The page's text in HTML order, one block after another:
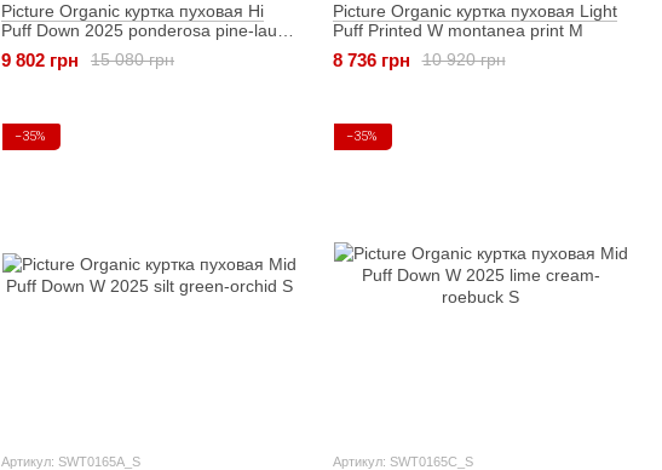
Picture Organic куртка пуховая Hi
Puff Down 2025 ponderosa pine-laurel
wreath-shadow S15 080 грн
9 802 грн
Picture Organic куртка пуховая Light
Puff Printed W montanea print M
10 920 грн
8 736 грн
−35%
Артикул: SWT0165A_S
−35%
Артикул: SWT0165C_S